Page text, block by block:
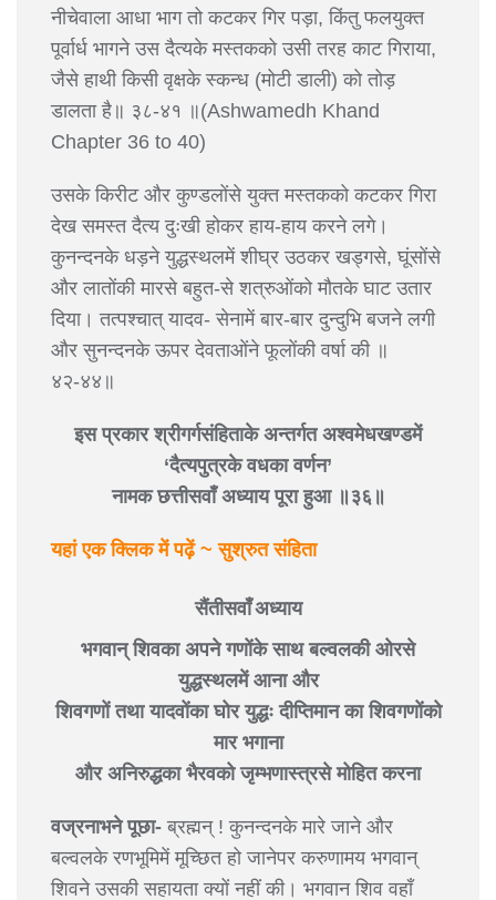
नीचेवाला आधा भाग तो कटकर गिर पड़ा, किंतु फलयुक्त
पूर्वार्ध भागने उस दैत्यके मस्तकको उसी तरह काट गिराया,
जैसे हाथी किसी वृक्षके स्कन्ध (मोटी डाली) को तोड़
डालता है॥ ३८-४१ ॥(Ashwamedh Khand
Chapter 36 to 40)
उसके किरीट और कुण्डलोंसे युक्त मस्तकको कटकर गिरा
देख समस्त दैत्य दुःखी होकर हाय-हाय करने लगे।
कुनन्दनके धड़ने युद्धस्थलमें शीघ्र उठकर खड्गसे, घूंसोंसे
और लातोंकी मारसे बहुत-से शत्रुओंको मौतके घाट उतार
दिया। तत्पश्चात् यादव- सेनामें बार-बार दुन्दुभि बजने लगी
और सुनन्दनके ऊपर देवताओंने फूलोंकी वर्षा की ॥
४२-४४॥
इस प्रकार श्रीगर्गसंहिताके अन्तर्गत अश्वमेधखण्डमें
‘दैत्यपुत्रके वधका वर्णन’
नामक छत्तीसवाँ अध्याय पूरा हुआ ॥३६॥
यहां एक क्लिक में पढ़ें ~ सुश्रुत संहिता
सैंतीसवाँ अध्याय
भगवान् शिवका अपने गणोंके साथ बल्वलकी ओरसे
युद्धस्थलमें आना और
शिवगणों तथा यादवोंका घोर युद्धः दीप्तिमान का शिवगणोंको
मार भगाना
और अनिरुद्धका भैरवको जृम्भणास्त्रसे मोहित करना
वज्रनाभने पूछा- ब्रह्मन् ! कुनन्दनके मारे जाने और
बल्वलके रणभूमिमें मूच्छित हो जानेपर करुणामय भगवान्
शिवने उसकी सहायता क्यों नहीं की। भगवान शिव वहाँ